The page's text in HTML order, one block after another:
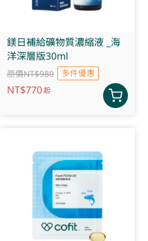
鎂日補給礦物質濃縮液 _海
洋深層版30ml
原價NT$980 多件優惠
NT$770起